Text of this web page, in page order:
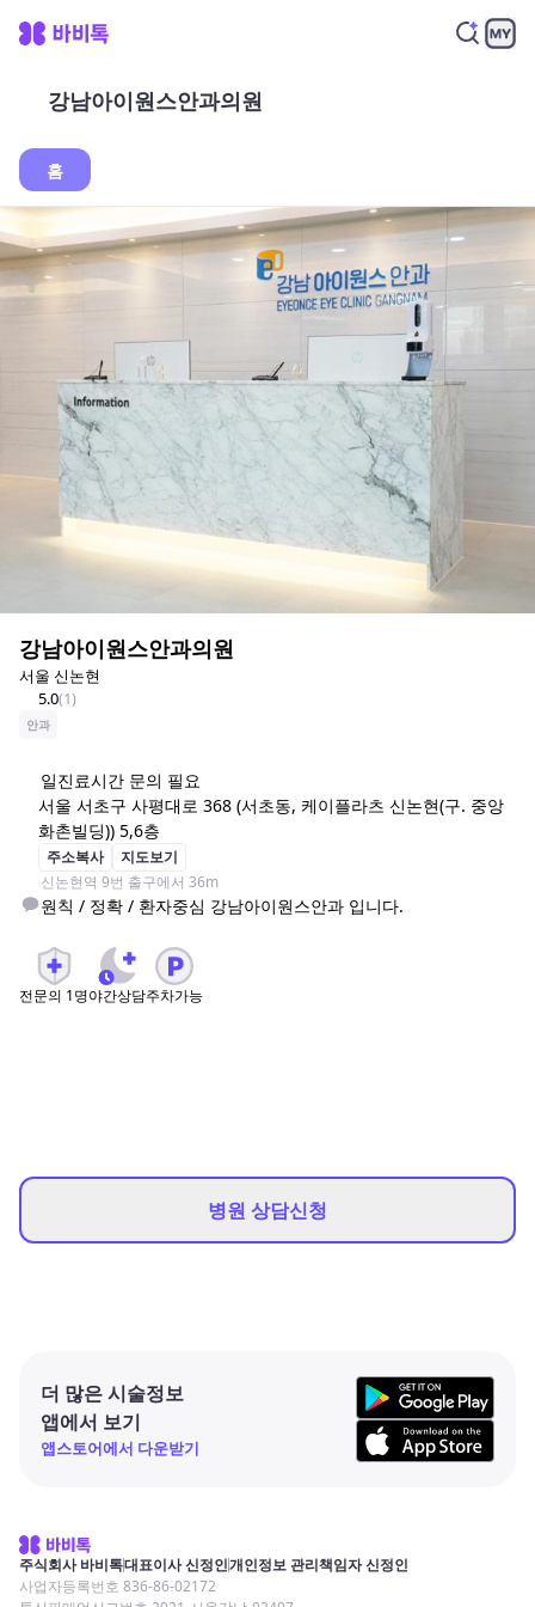
강남아이원스안과의원
홈
강남아이원스안과의원
서울 신논현
5.0(1)
안과
일진료시간 문의 필요
서울 서초구 사평대로 368 (서초동, 케이플라츠 신논현(구. 중앙
화촌빌딩)) 5,6층
주소복사
지도보기
신논현역 9번 출구에서 36m
원칙 / 정확 / 환자중심 강남아이원스안과 입니다.
전문의 1명야간상담주차가능
병원 상담신청
더 많은 시술정보
앱에서 보기
앱스토어에서 다운받기
주식회사 바비톡대표이사 신정인개인정보 관리책임자 신정인
사업자등록번호 836-86-02172